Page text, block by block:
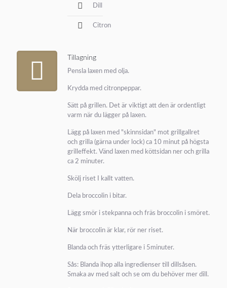
Dill
Citron
Tillagning
Pensla laxen med olja.
Krydda med citronpeppar.
Sätt på grillen. Det är viktigt att den är ordentligt
varm när du lägger på laxen.
Lägg på laxen med "skinnsidan" mot grillgallret
och grilla (gärna under lock) ca 10 minut på högsta
grilleffekt. Vänd laxen med köttsidan ner och grilla
ca 2 minuter.
Skölj riset I kallt vatten.
Dela broccolin i bitar.
Lägg smör i stekpanna och fräs broccolin i smöret.
När broccolin är klar, rör ner riset.
Blanda och fräs ytterligare i 5minuter.
Sås: Blanda ihop alla ingredienser till dillsåsen.
Smaka av med salt och se om du behöver mer dill.